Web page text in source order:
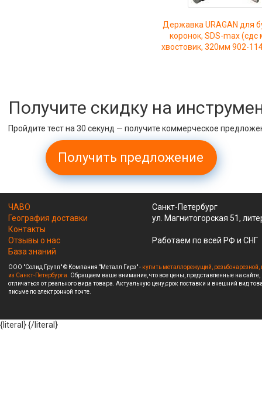
Державка URAGAN для
коронок, SDS-max (сдс
хвостовик, 320мм 902-
Получите скидку на
Пройдите тест на 30 секунд — получите коммерческое
Получить предложение
ЧАВО
География доставки
Контакты
Отзывы о нас
База знаний
Санкт-Петербург
ул. Магнитогорская 51,
Работаем по всей РФ и СНГ
ООО "Солид Групп" © Компания "Металл Гирз" - купить металлорежущий,
из Санкт-Петербурга. Обращаем ваше внимание, что все цены, представленные на
отличаться от реального вида товара. Актуальную цену,срок поставки и внешний вид
письме по электронной почте.
{literal}{/literal}